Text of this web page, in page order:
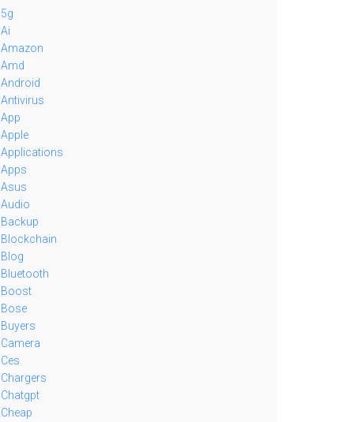
5g
Ai
Amazon
Amd
Android
Antivirus
App
Apple
Applications
Apps
Asus
Audio
Backup
Blockchain
Blog
Bluetooth
Boost
Bose
Buyers
Camera
Ces
Chargers
Chatgpt
Cheap